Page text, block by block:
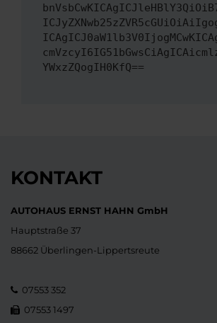
YWxzZQogIH0KfQ==
KONTAKT
AUTOHAUS ERNST HAHN GmbH
Hauptstraße 37
88662 Überlingen-Lippertsreute
07553 352
07553 1497